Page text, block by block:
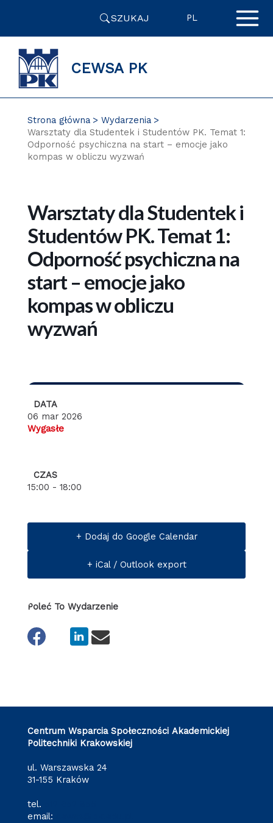
SZUKAJ PL
CEWSA PK
Strona główna
Wydarzenia
Warsztaty dla Studentek i Studentów PK. Temat 1:
Odporność psychiczna na start – emocje jako
kompas w obliczu wyzwań
Warsztaty dla Studentek i
Studentów PK. Temat 1:
Odporność psychiczna na
start – emocje jako
kompas w obliczu
wyzwań
DATA
06 mar 2026
Wygasłe
CZAS
15:00 - 18:00
+ Dodaj do Google Calendar
+ iCal / Outlook export
Poleć To Wydarzenie
Centrum Wsparcia Społeczności Akademickiej
Politechniki Krakowskiej
ul. Warszawska 24
31-155 Kraków
tel.
email: